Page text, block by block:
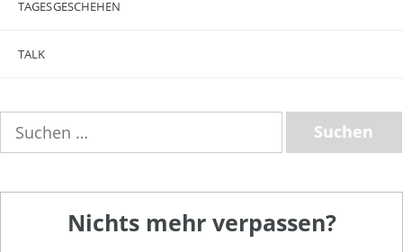
TAGESGESCHEHEN
TALK
nach:
Nichts mehr verpassen?